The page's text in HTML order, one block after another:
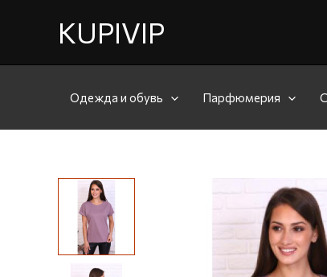
KUPIVIP
Одежда и обувь Парфюмерия